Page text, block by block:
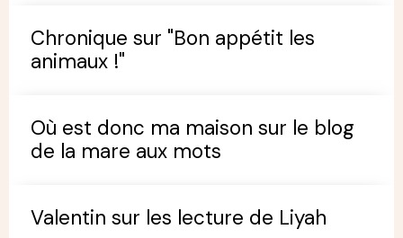
Chronique sur "Bon appétit les
animaux !"
Où est donc ma maison sur le blog
de la mare aux mots
Valentin sur les lecture de Liyah